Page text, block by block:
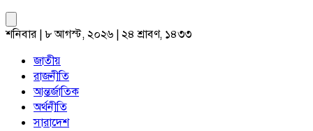
শনিবার | ৮ আগস্ট, ২০২৬ | ২৪ শ্রাবণ, ১৪৩৩
জাতীয়
রাজনীতি
আন্তর্জাতিক
অর্থনীতি
সারাদেশ